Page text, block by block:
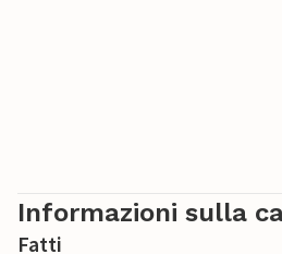
Informazioni sulla
Fatti